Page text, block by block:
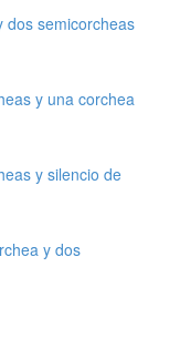
dos semicorcheas
y una corchea
y silencio de
y dos